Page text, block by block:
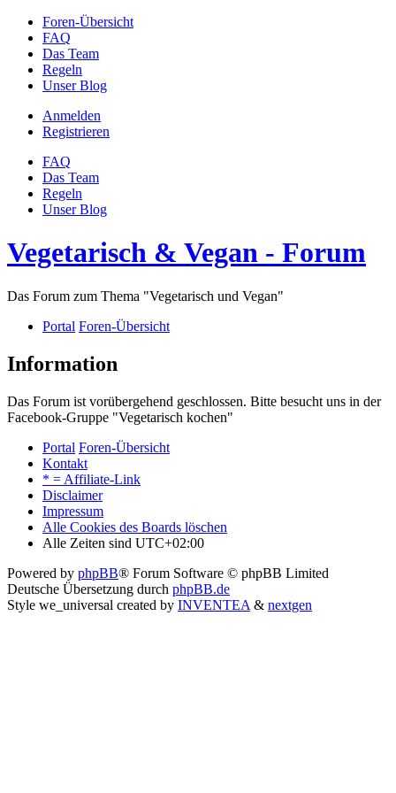
Foren-Übersicht
FAQ
Das Team
Regeln
Unser Blog
Anmelden
Registrieren
FAQ
Das Team
Regeln
Unser Blog
Vegetarisch & Vegan - Forum
Das Forum zum Thema "Vegetarisch und Vegan"
Portal Foren-Übersicht
Information
Das Forum ist vorübergehend geschlossen. Bitte besucht uns in der
Facebook-Gruppe "Vegetarisch kochen"
Portal Foren-Übersicht
Kontakt
* = Affiliate-Link
Disclaimer
Impressum
Alle Cookies des Boards löschen
Alle Zeiten sind UTC+02:00
Powered by phpBB® Forum Software © phpBB Limited
Deutsche Übersetzung durch phpBB.de
Style we_universal created by INVENTEA & nextgen